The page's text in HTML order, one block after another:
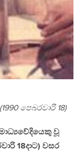
(1990 පෙබරවාරි 18)
වූ
18දාට) වසර